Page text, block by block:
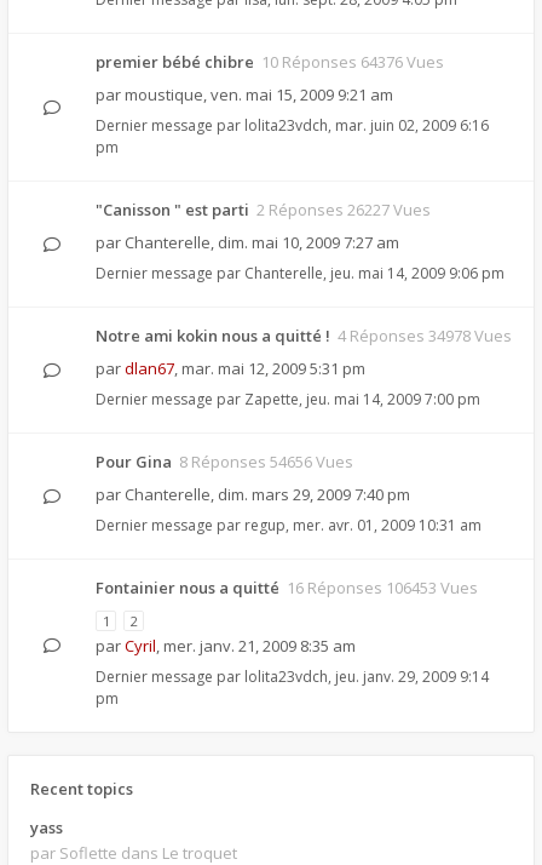
premier bébé chibre 10 Réponses 64376 Vues
par moustique,ven. mai 15, 2009 9:21 am
Dernier message par lolita23vdch, mar. juin 02, 2009 6:16
pm
"Canisson " est parti 2 Réponses 26227 Vues
par Chanterelle, dim. mai 10, 2009 7:27 am
Dernier message par Chanterelle, jeu. mai 14, 2009 9:06 pm
Notre ami kokin nous a quitté ! 4 Réponses 34978 Vues
pardlan67, mar. mai 12, 2009 5:31 pm
Dernier message par Zapette, jeu. mai 14, 2009 7:00 pm
Pour Gina 8 Réponses 54656 Vues
par Chanterelle, dim. mars 29, 2009 7:40 pm
Dernier message par regup, mer. avr. 01, 2009 10:31 am
Fontainier nous a quitté 16 Réponses 106453 Vues
1 2
parCyril, mer. janv. 21, 2009 8:35 am
Dernier message par lolita23vdch, jeu. janv. 29, 2009 9:14
pm
Recent topics
yass
par Soflette dans Le troquet